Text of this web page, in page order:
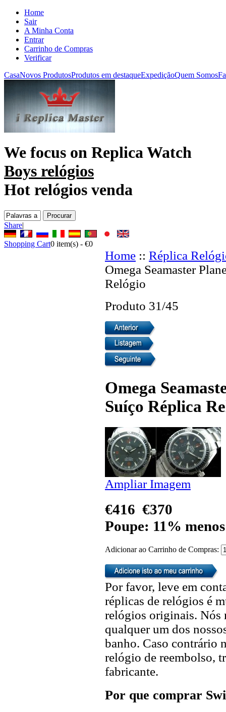
Home
Sair
A Minha Conta
Entrar
Carrinho de Compras
Verificar
CasaNovos ProdutosProdutos em destaqueExpediçãoQuem Somos
We focus on Replica Watch
Boys relógios
Hot relógios venda
Share|
Shopping Cart0 item(s) - €0
Home :: Réplica
Omega Seamaster
Relógio
Produto 31/45
Omega
Suíço Réplica
Ampliar Imagem
€416 €370
Poupe: 11% menos
Adicionar ao Carrinho de Compras:
Por favor, leve em
réplicas de relógios é
relógios originais. Nós
qualquer um dos
banho. Caso contrário
relógio de reembolso,
fabricante.
Por que comprar